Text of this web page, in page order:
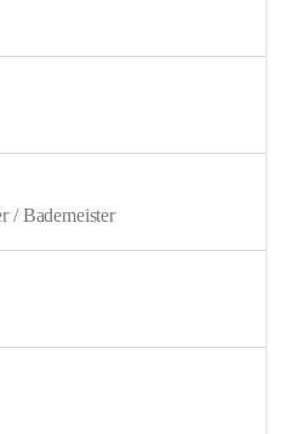
/ Bademeister